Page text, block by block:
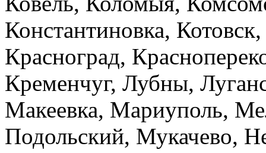
Константиновка,
Красноград,
Кременчуг, Лубны,
Макеевка, Мариуполь,
Подольский, Мукачево,